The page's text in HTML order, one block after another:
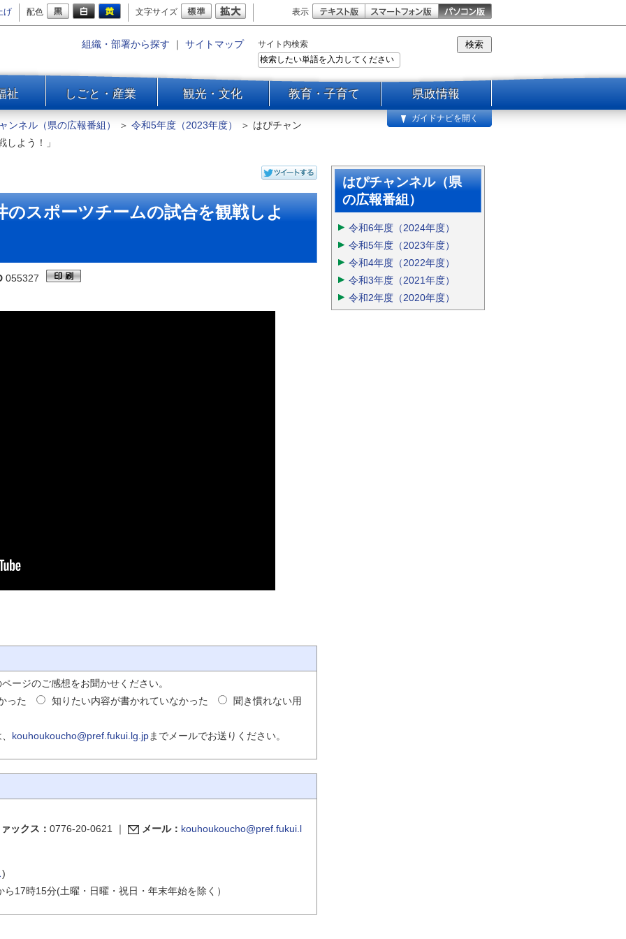
げ 配色 文字サイズ 表示
組織・部署から探す ｜ サイトマップ サイト内検索
祉 しごと・産業 観光・文化 教育・子育て 県政情報
ンネル（県の広報番組） ＞ 令和5年度（2023年度） ＞ はぴチャン
よう！」
ガイドナビを開く
のスポーツチームの試合を観戦しよ
055327
ージのご感想をお聞かせください。
った
知りたい内容が書かれていなかった 聞き慣れない用
kouhoukoucho@pref.fukui.lg.jpまでメールでお送りください。
ックス： 0776-20-0621 ｜ メール： kouhoukoucho@pref.fukui.l
)
17時15分(土曜・日曜・祝日・年末年始を除く）
はぴチャンネル（県
の広報番組）
令和6年度（2024年度）
令和5年度（2023年度）
令和4年度（2022年度）
令和3年度（2021年度）
令和2年度（2020年度）